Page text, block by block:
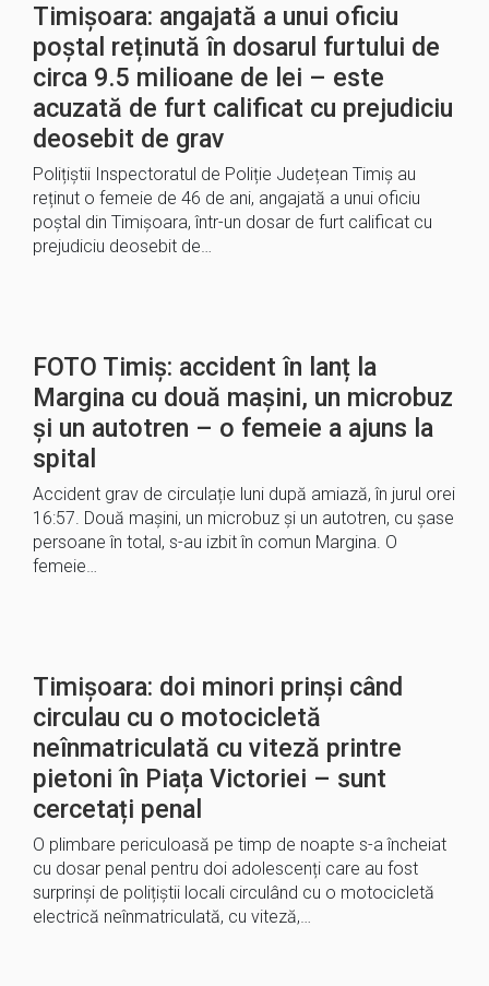
Timișoara: angajată a unui oficiu
poștal reținută în dosarul furtului de
circa 9.5 milioane de lei – este
acuzată de furt calificat cu prejudiciu
deosebit de grav
Polițiștii Inspectoratul de Poliție Județean Timiș au
reținut o femeie de 46 de ani, angajată a unui oficiu
poștal din Timișoara, într-un dosar de furt calificat cu
prejudiciu deosebit de…
FOTO Timiș: accident în lanț la
Margina cu două mașini, un microbuz
și un autotren – o femeie a ajuns la
spital
Accident grav de circulație luni după amiază, în jurul orei
16:57. Două mașini, un microbuz și un autotren, cu șase
persoane în total, s-au izbit în comun Margina. O
femeie…
Timișoara: doi minori prinși când
circulau cu o motocicletă
neînmatriculată cu viteză printre
pietoni în Piața Victoriei – sunt
cercetați penal
O plimbare periculoasă pe timp de noapte s-a încheiat
cu dosar penal pentru doi adolescenți care au fost
surprinși de polițiștii locali circulând cu o motocicletă
electrică neînmatriculată, cu viteză,…